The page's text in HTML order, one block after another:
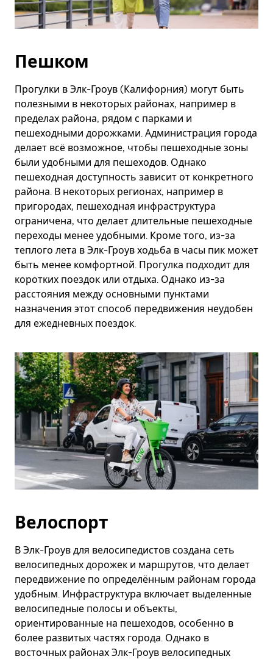
Пешком
Прогулки в Элк-Гроув (Калифорния) могут быть
полезными в некоторых районах, например в
пределах района, рядом с парками и
пешеходными дорожками. Администрация города
делает всё возможное, чтобы пешеходные зоны
были удобными для пешеходов. Однако
пешеходная доступность зависит от конкретного
района. В некоторых регионах, например в
пригородах, пешеходная инфраструктура
ограничена, что делает длительные пешеходные
переходы менее удобными. Кроме того, из-за
теплого лета в Элк-Гроув ходьба в часы пик может
быть менее комфортной. Прогулка подходит для
коротких поездок или отдыха. Однако из-за
расстояния между основными пунктами
назначения этот способ передвижения неудобен
для ежедневных поездок.
Велоспорт
В Элк-Гроув для велосипедистов создана сеть
велосипедных дорожек и маршрутов, что делает
передвижение по определённым районам города
удобным. Инфраструктура включает выделенные
велосипедные полосы и объекты,
ориентированные на пешеходов, особенно в
более развитых частях города. Однако в
восточных районах Элк-Гроув велосипедных